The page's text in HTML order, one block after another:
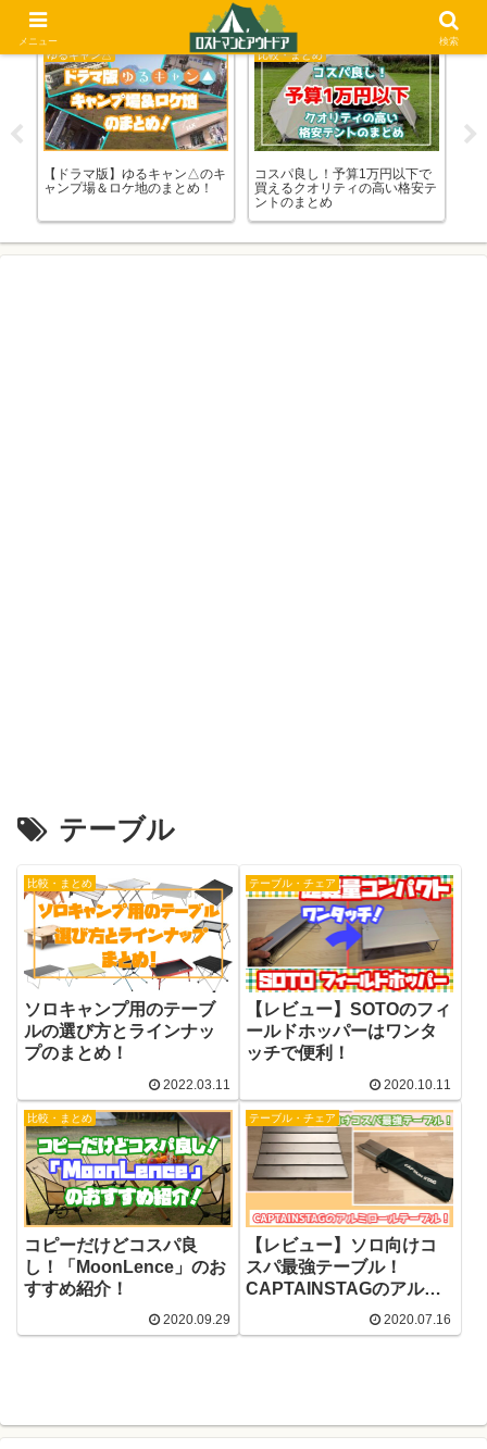
ゆるキャン△
【ドラマ版】ゆるキャン△のキ
ャンプ場＆ロケ地のまとめ！
比較・まとめ
コスパ良し！予算1万円以下で
買えるクオリティの高い格安テ
ントのまとめ
比
テーブル
比較・まとめ
ソロキャンプ用のテーブ
ルの選び方とラインナッ
プのまとめ！
2022.03.11
テーブル・チェア
【レビュー】SOTOのフィ
ールドホッパーはワンタ
ッチで便利！
2020.10.11
比較・まとめ
コピーだけどコスパ良
し！「MoonLence」のお
すすめ紹介！
2020.09.29
テーブル・チェア
【レビュー】ソロ向けコ
スパ最強テーブル！
CAPTAINSTAGのアルミ
ロールテーブル！
2020.07.16
メニュー 検索